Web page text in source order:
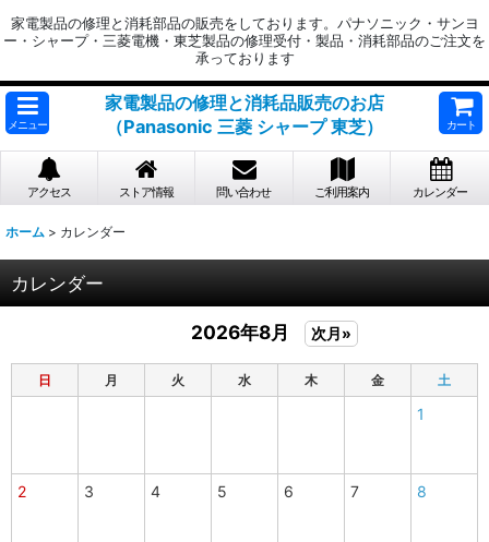
家電製品の修理と消耗部品の販売をしております。パナソニック・サンヨ
ー・シャープ・三菱電機・東芝製品の修理受付・製品・消耗部品のご注文を
承っております
メニュー
家電製品の修理と消耗品販売のお店
（Panasonic 三菱 シャープ 東芝）
カート
アクセス ストア情報 問い合わせ ご利用案内 カレンダー
ホーム > カレンダー
カレンダー
2026年8月 次月»
日 月 火 水 木 金 土
1
2 3 4 5 6 7 8